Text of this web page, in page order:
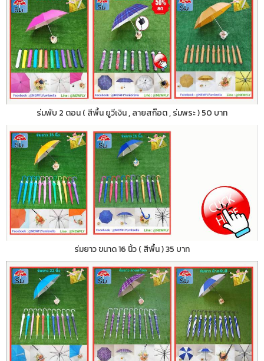
ร่มพับ 2 ตอน ( สีพื้น ยูวีเงิน , ลายสก๊อต , ร่มพระ ) 50 บาท
ร่มยาว ขนาด 16 นิ้ว ( สีพื้น ) 35 บาท